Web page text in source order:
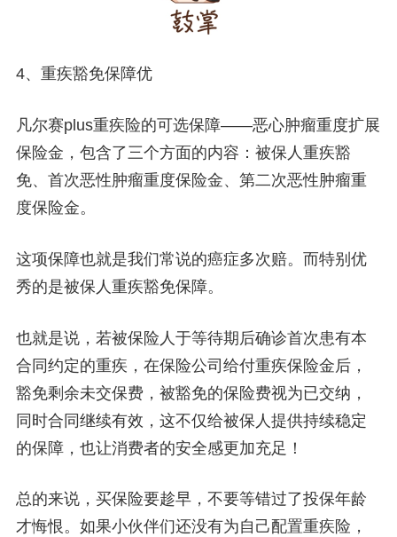
4、重疾豁免保障优
凡尔赛plus重疾险的可选保障——恶心肿瘤重度扩展
保险金，包含了三个方面的内容：被保人重疾豁
免、首次恶性肿瘤重度保险金、第二次恶性肿瘤重
度保险金。
这项保障也就是我们常说的癌症多次赔。而特别优
秀的是被保人重疾豁免保障。
也就是说，若被保险人于等待期后确诊首次患有本
合同约定的重疾，在保险公司给付重疾保险金后，
豁免剩余未交保费，被豁免的保险费视为已交纳，
同时合同继续有效，这不仅给被保人提供持续稳定
的保障，也让消费者的安全感更加充足！
总的来说，买保险要趁早，不要等错过了投保年龄
才悔恨。如果小伙伴们还没有为自己配置重疾险，